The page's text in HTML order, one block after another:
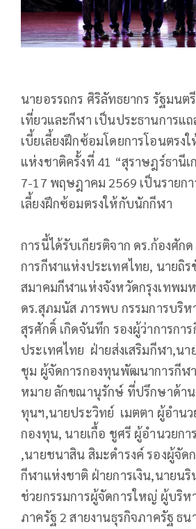
นายอรรถกร ศิริลัทธยากร รัฐมนต
เที่ยวและกีฬา เป็นประธานการแถ
เบี้ยเลี้ยงฝึกซ้อมโดยการโอนตรง
แห่งชาติครั้งที่ 41 “สุราษฎร์ธานีเ
7-17 พฤษฎาคม 2569 เป็นรายก
เลี้ยงฝึกซ้อมตรงให้กับนักกีฬา
การนี้ได้รับเกียรติจาก ดร.ก้องศัก
การกีฬาแห่งประเทศไทย, นายถิ
สมาคมกีฬาแห่งจังหวัดกรุงเทพม
ดร.สุภมนัส ภารพบ กรรมการบริห
สุรศักดิ์ เกิดจันทึก รองผู้ว่าการกา
ประเทศไทย ฝ่ายส่งเสริมกีฬา,น
ชุม ผู้จัดการกองทุนพัฒนาการกีฬ
หมาย ลักขณานุรักษ์ ที่ปรึกษาด้า
ทุนฯ,นายประวิทย์ เมตตา ผู้อำนว
กองทุน, นายเกื้อ ชูศรี ผู้อำนวยก
,นายชนาสิน สิมะดำรงค์ รองผู้จั
กีฬาแห่งชาติ ฝ่ายการเงิน,นายน
ช่วยกรรมการผู้จัดการใหญ่ ผู้บริห
ภาครัฐ 2 สายงานธุรกิจภาครัฐ ธน